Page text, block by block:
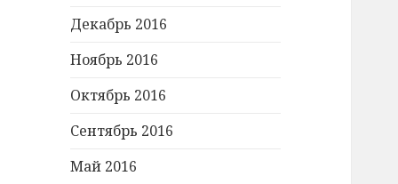
Декабрь 2016
Ноябрь 2016
Октябрь 2016
Сентябрь 2016
Май 2016